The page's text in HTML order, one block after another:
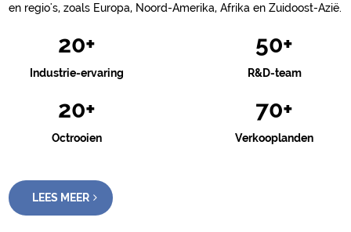
en regio's, zoals Europa, Noord-Amerika, Afrika en Zuidoost-Azië.
20+
Industrie-ervaring
50+
R&D-team
20+
Octrooien
70+
Verkooplanden
LEES MEER